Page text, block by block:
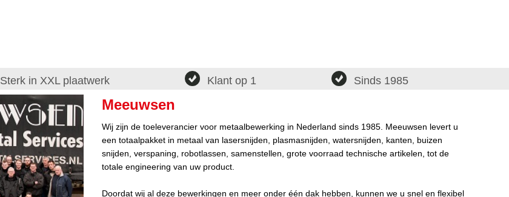
Sterk in XXL plaatwerk Klant op 1 Sinds 1985
Meeuwsen
Wij zijn de toeleverancier voor metaalbewerking in Nederland sinds 1985. Meeuwsen levert u
een totaalpakket in metaal van lasersnijden, plasmasnijden, watersnijden, kanten, buizen
snijden, verspaning, robotlassen, samenstellen, grote voorraad technische artikelen, tot de
totale engineering van uw product.
Doordat wij al deze bewerkingen en meer onder één dak hebben, kunnen we u snel en flexibel